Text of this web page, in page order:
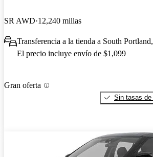
SR AWD 12,240 millas
Transferencia a la tienda a South
El precio incluye envío de $1,099
Gran oferta
Sin tasas de